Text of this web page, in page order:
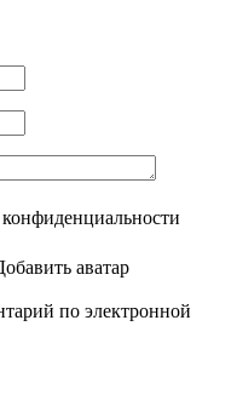
аватар
по электронной